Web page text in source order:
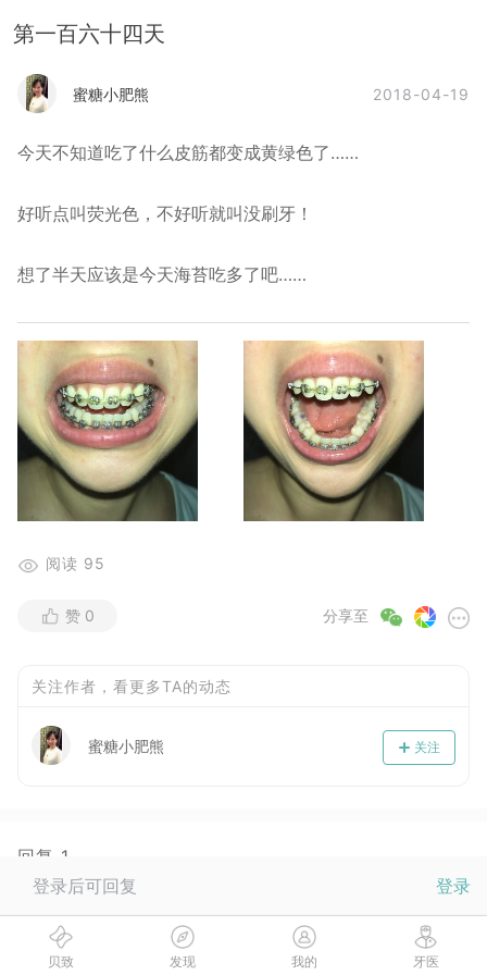
第一百六十四天
蜜糖小肥熊 2018-04-19
今天不知道吃了什么皮筋都变成黄绿色了……
好听点叫荧光色，不好听就叫没刷牙！
想了半天应该是今天海苔吃多了吧……
阅读 95
分享至
赞 0
关注作者，看更多TA的动态
关注
蜜糖小肥熊
回复 1
还蛮明显的这个颜色👀
登录后可回复 登录
贝致 发现 我的 牙医